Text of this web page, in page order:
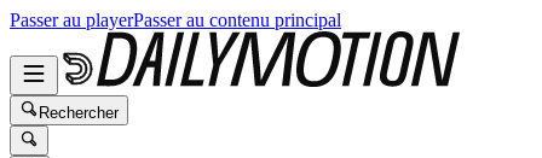
Passer au playerPasser au contenu principal
Rechercher